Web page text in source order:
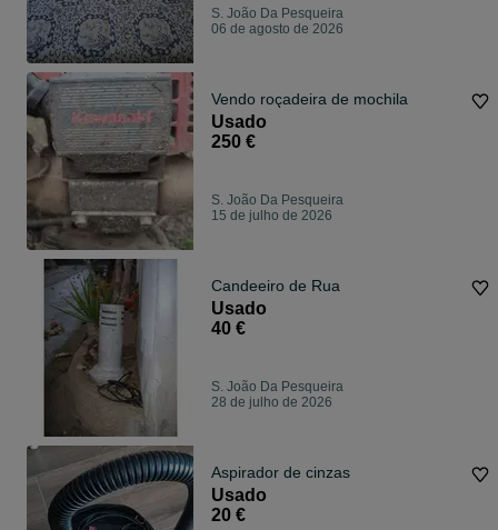
S. João Da Pesqueira
06 de agosto de 2026
Vendo roçadeira de mochila
Usado
250 €
S. João Da Pesqueira
15 de julho de 2026
Candeeiro de Rua
Usado
40 €
S. João Da Pesqueira
28 de julho de 2026
Aspirador de cinzas
Usado
20 €